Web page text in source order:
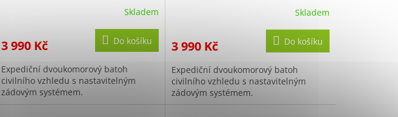
Skladem
3 990 Kč Do košíku
Expediční dvoukomorový batoh
civilního vzhledu s nastavitelným
zádovým systémem.
Skladem
3 990 Kč Do košíku
Expediční dvoukomorový batoh
civilního vzhledu s nastavitelným
zádovým systémem.